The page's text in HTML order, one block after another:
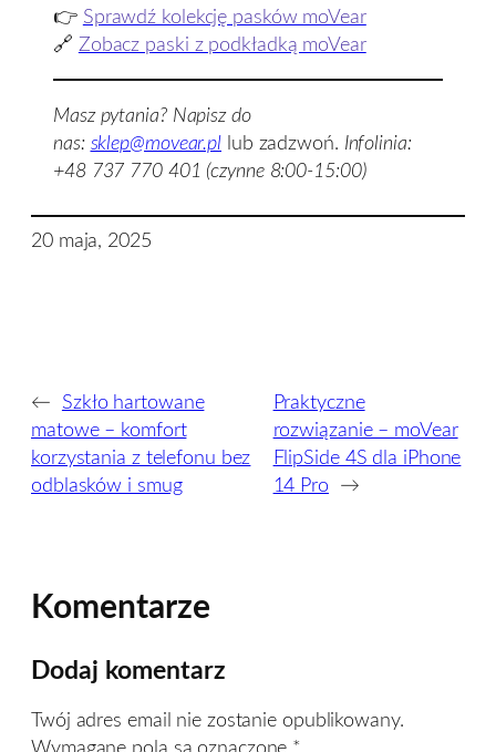
👉 Sprawdź kolekcję pasków moVear
🔗 Zobacz paski z podkładką moVear
Masz pytania? Napisz do
nas: sklep@movear.pl lub zadzwoń. Infolinia:
+48 737 770 401 (czynne 8:00-15:00)
20 maja, 2025
←
Szkło hartowane
matowe – komfort
korzystania z telefonu bez
odblasków i smug
Praktyczne
rozwiązanie – moVear
FlipSide 4S dla iPhone
14 Pro
→
Komentarze
Dodaj komentarz
Twój adres email nie zostanie opublikowany.